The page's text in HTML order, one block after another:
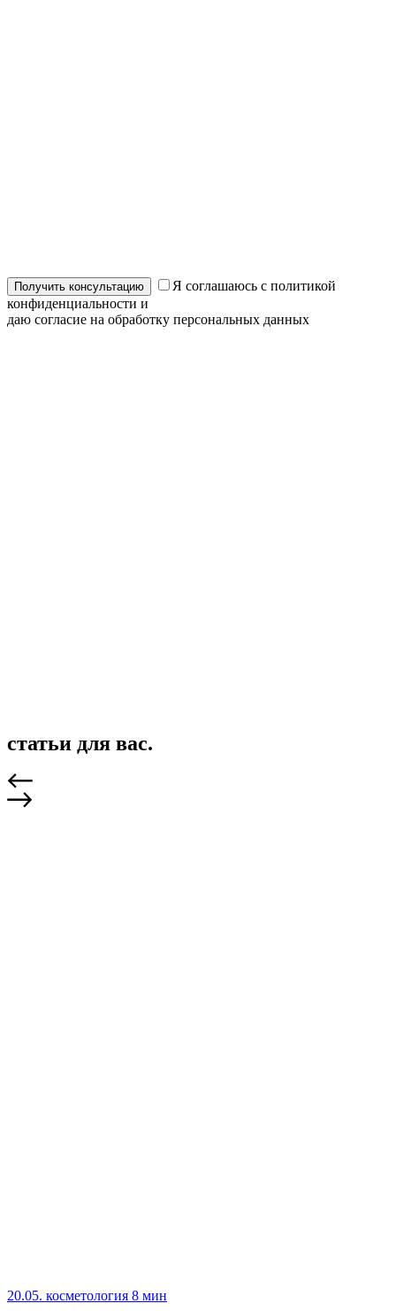
Я соглашаюсь с политикой
конфиденциальности и
даю согласие на обработку персональных данных
статьи для вас.
20.05. косметология 8 мин